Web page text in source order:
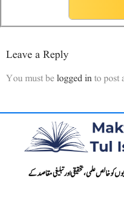
Leave a Reply
You must belogged into post
خالص علمی، تحقیقی اور تبلیغی مقاصد کے